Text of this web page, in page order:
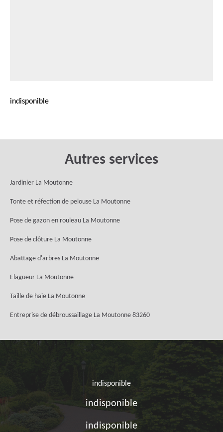
indisponible
Autres services
Jardinier La Moutonne
Tonte et réfection de pelouse La Moutonne
Pose de gazon en rouleau La Moutonne
Pose de clôture La Moutonne
Abattage d'arbres La Moutonne
Elagueur La Moutonne
Taille de haie La Moutonne
Entreprise de débroussaillage La Moutonne 83260
indisponible
indisponible
indisponible